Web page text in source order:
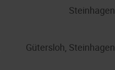
Steinhagen
Gütersloh, Steinhagen